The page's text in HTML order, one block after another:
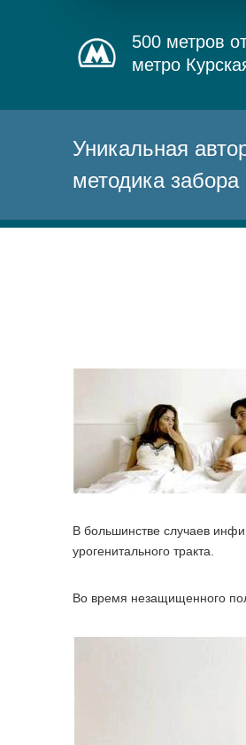
500 метров
метро
Уникальная
методика
В большинстве случаев
урогенитального тракта.
Во время незащищенного